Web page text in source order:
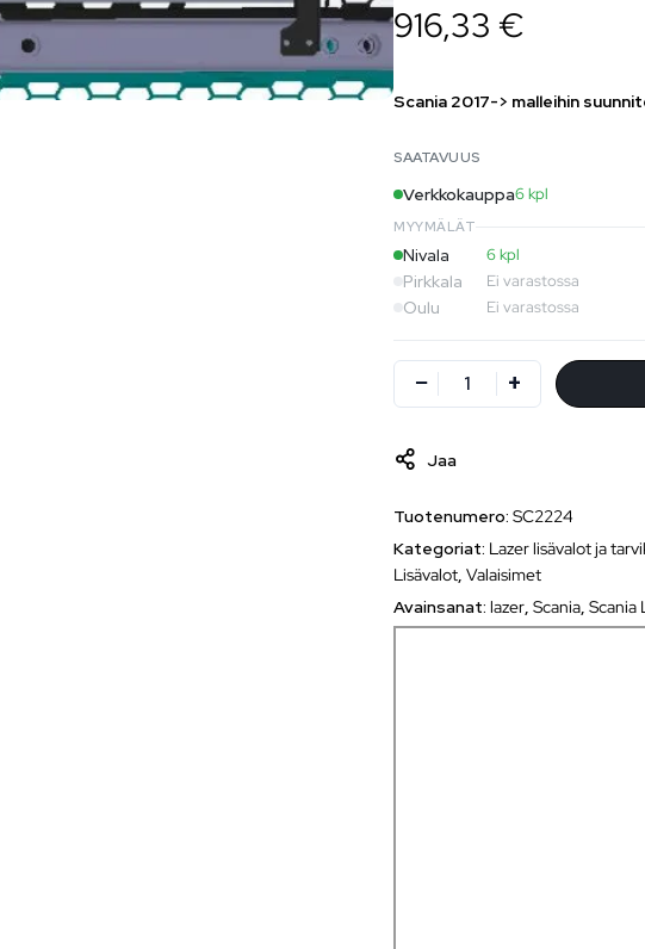
916,33 €
Scania 2017-> malleihin
SAATAVUUS
Verkkokauppa6 kpl
MYYMÄLÄT
Nivala 6 kpl
Pirkkala Ei varastossa
Oulu Ei varastossa
Jaa
Tuotenumero:SC2224
Kategoriat: Lazer lisävalot ja
Lisävalot ,Valaisimet
Avainsanat:lazer ,Scania ,Scania